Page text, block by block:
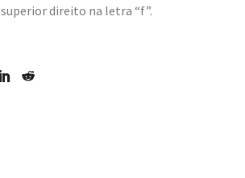
direito na letra “f”.